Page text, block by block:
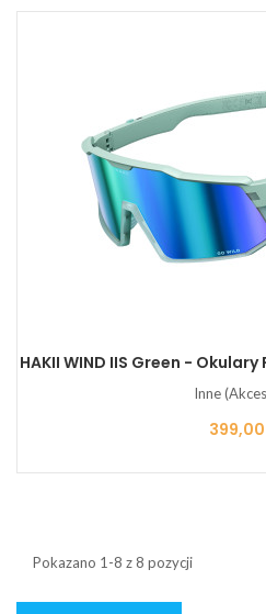
HAKII WIND IIS Green -
Inne
Cena
399,00
Pokazano 1-8 z 8 pozycji